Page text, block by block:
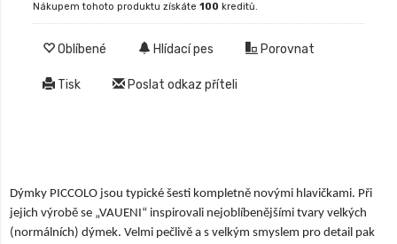
Nákupem tohoto produktu získáte 100 kreditů.
Oblíbené Hlídací pes Porovnat
Tisk Poslat odkaz příteli
Dýmky PICCOLO jsou typické šesti kompletně novými hlavičkami. Při
jejich výrobě se „VAUENI“ inspirovali nejoblíbenějšími tvary velkých
(normálních) dýmek. Velmi pečlivě a s velkým smyslem pro detail pak